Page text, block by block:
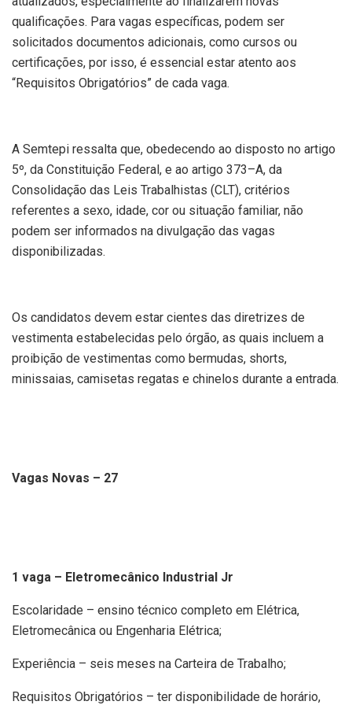
qualificações. Para vagas específicas, podem ser
solicitados documentos adicionais, como cursos ou
certificações, por isso, é essencial estar atento aos
“Requisitos Obrigatórios” de cada vaga.
A Semtepi ressalta que, obedecendo ao disposto no artigo
5º, da Constituição Federal, e ao artigo 373–A, da
Consolidação das Leis Trabalhistas (CLT), critérios
referentes a sexo, idade, cor ou situação familiar, não
podem ser informados na divulgação das vagas
disponibilizadas.
Os candidatos devem estar cientes das diretrizes de
vestimenta estabelecidas pelo órgão, as quais incluem a
proibição de vestimentas como bermudas, shorts,
minissaias, camisetas regatas e chinelos durante a entrada.
Vagas Novas – 27
1 vaga – Eletromecânico Industrial Jr
Escolaridade – ensino técnico completo em Elétrica,
Eletromecânica ou Engenharia Elétrica;
Experiência – seis meses na Carteira de Trabalho;
Requisitos Obrigatórios – ter disponibilidade de horário,